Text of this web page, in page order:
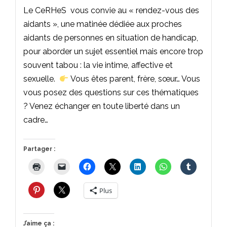
Le CeRHeS vous convie au « rendez-vous des
aidants », une matinée dédiée aux proches
aidants de personnes en situation de handicap,
pour aborder un sujet essentiel mais encore trop
souvent tabou : la vie intime, affective et
sexuelle.
Vous êtes parent, frère, sœur… Vous
vous posez des questions sur ces thématiques
? Venez échanger en toute liberté dans un
cadre…
Partager :
Plus
J’aime ça :